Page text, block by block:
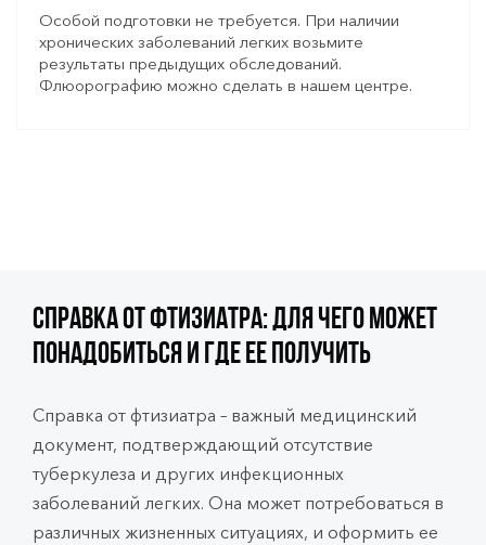
Особой подготовки не требуется. При наличии
хронических заболеваний легких возьмите
результаты предыдущих обследований.
Флюорографию можно сделать в нашем центре.
Справка от фтизиатра: Для чего может
понадобиться и где ее получить
Справка от фтизиатра – важный медицинский
документ, подтверждающий отсутствие
туберкулеза и других инфекционных
заболеваний легких. Она может потребоваться в
различных жизненных ситуациях, и оформить ее